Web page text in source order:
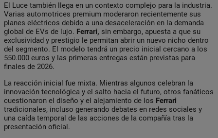
El Luce también llega en un contexto complejo para la industria.
Varias automotrices premium moderaron recientemente sus
planes eléctricos debido a una desaceleración en la demanda
global de EVs de lujo. Ferrari, sin embargo, apuesta a que su
exclusividad y prestigio le permitan abrir un nuevo nicho dentro
del segmento. El modelo tendrá un precio inicial cercano a los
550.000 euros y las primeras entregas están previstas para
finales de 2026.
La reacción inicial fue mixta. Mientras algunos celebran la
innovación tecnológica y el salto hacia el futuro, otros fanáticos
cuestionaron el diseño y el alejamiento de los Ferrari
tradicionales, incluso generando debates en redes sociales y
una caída temporal de las acciones de la compañía tras la
presentación oficial.